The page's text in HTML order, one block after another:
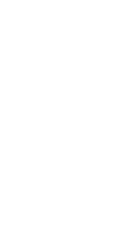
liées aux
pas des